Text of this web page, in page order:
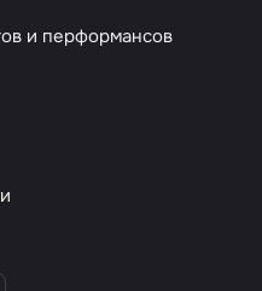
и перформансов